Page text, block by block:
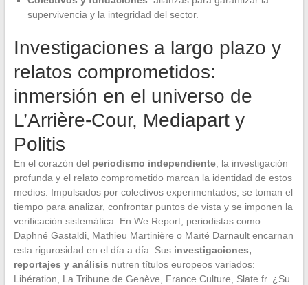
supervivencia y la integridad del sector.
Investigaciones a largo plazo y
relatos comprometidos:
inmersión en el universo de
L’Arrière-Cour, Mediapart y
Politis
En el corazón del periodismo independiente, la investigación
profunda y el relato comprometido marcan la identidad de estos
medios. Impulsados por colectivos experimentados, se toman el
tiempo para analizar, confrontar puntos de vista y se imponen la
verificación sistemática. En We Report, periodistas como
Daphné Gastaldi, Mathieu Martinière o Maïté Darnault encarnan
esta rigurosidad en el día a día. Sus investigaciones,
reportajes y análisis nutren títulos europeos variados:
Libération, La Tribune de Genève, France Culture, Slate.fr. ¿Su